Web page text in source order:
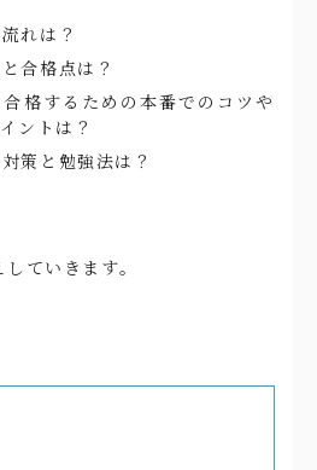
れは？
合格点は？
格するための本番でのコツや
ントは？
策と勉強法は？
ていきます。